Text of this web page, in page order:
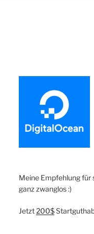
Meine Empfehlung für
ganz zwanglos :)
Jetzt200$